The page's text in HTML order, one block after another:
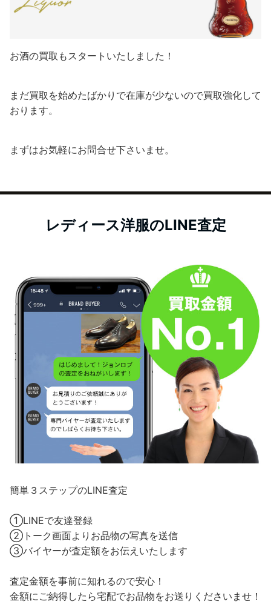
お酒の買取もスタートいたしました！
まだ買取を始めたばかりで在庫が少ないので買取強化して
おります。
まずはお気軽にお問合せ下さいませ。
レディース洋服のLINE査定
簡単３ステップのLINE査定
①LINEで友達登録
②トーク画面よりお品物の写真を送信
③バイヤーが査定額をお伝えいたします
査定金額を事前に知れるので安心！
金額にご納得したら宅配でお品物をお送りくださいませ！